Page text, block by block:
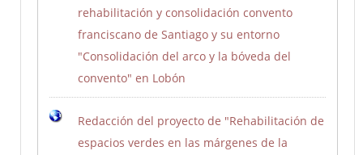
rehabilitación y consolidación convento
franciscano de Santiago y su entorno
"Consolidación del arco y la bóveda del
convento" en Lobón
Redacción del proyecto de "Rehabilitación de
espacios verdes en las márgenes de la